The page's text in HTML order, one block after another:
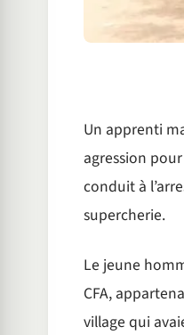
Un apprenti
agression
conduit à
supercherie.
Le jeune
CFA,
village qui